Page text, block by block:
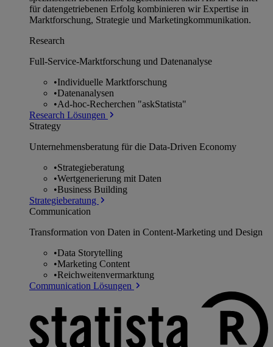
für datengetriebenen Erfolg kombinieren wir Expertise in
Marktforschung, Strategie und Marketingkommunikation.
Research
Full-Service-Marktforschung und Datenanalyse
•Individuelle Marktforschung
•Datenanalysen
•Ad-hoc-Recherchen "askStatista"
Research Lösungen
Strategy
Unternehmens­beratung für die Data-Driven Economy
•Strategieberatung
•Wertgenerierung mit Daten
•Business Building
Strategieberatung
Communication
Transformation von Daten in Content-Marketing und Design
•Data Storytelling
•Marketing Content
•Reichweitenvermarktung
Communication Lösungen